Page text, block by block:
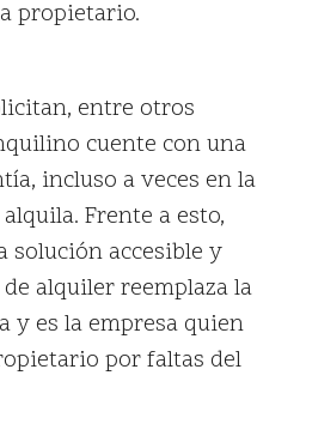
propietario.
entre otros
cuente con una
incluso a veces en la
Frente a esto,
solución accesible y
alquiler reemplaza la
y es la empresa quien
por faltas del